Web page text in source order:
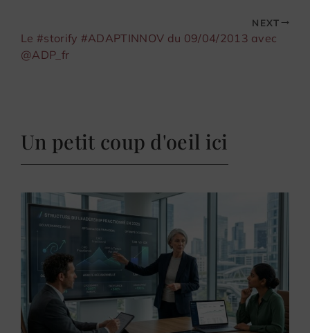
NEXT
Le #storify #ADAPTINNOV du 09/04/2013 avec
@ADP_fr
Un petit coup d'oeil ici